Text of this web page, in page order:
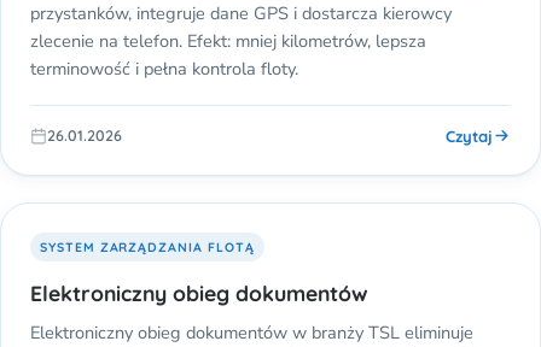
przystanków, integruje dane GPS i dostarcza kierowcy
zlecenie na telefon. Efekt: mniej kilometrów, lepsza
terminowość i pełna kontrola floty.
26.01.2026 Czytaj
SYSTEM ZARZĄDZANIA FLOTĄ
Elektroniczny obieg dokumentów
Elektroniczny obieg dokumentów w branży TSL eliminuje